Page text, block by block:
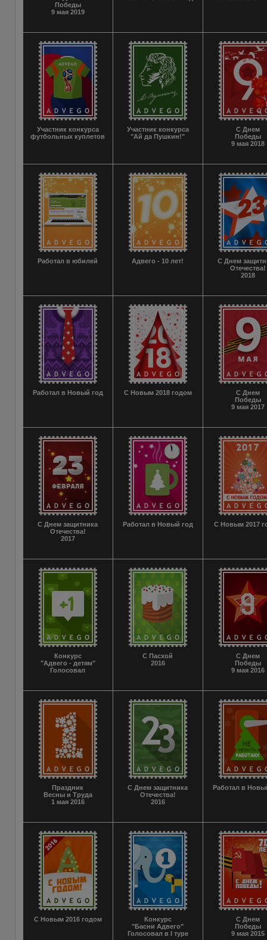
Победы
9 мая 2019
Участник конкурса
футбольных куплетов
Участник конкурса
"Ай да Пушкин!"
С Днем
Победы
9 мая 2018
Работал в юбилей Адвего - 10 лет!
С Днем
Отечества!
2018
Работал в Новый год С Новым 2018 годом
С Днем
Победы
9 мая 2017
С Днем защитника
Отечества!
2017
Работал в Новый год С Новым 2017
Конкурс
"Адвего - детям"
Голосовал
С Пасхой
2016
С Днем
Победы
9 мая 2016
Праздник
Весны и Труда
1 мая 2016
С Днем защитника
Отечества!
2016
Работал в
С Новым 2016 годом
Конкурс
"Басни Адвего"
Голосовал в I туре
С Днем
Победы
9 мая 2015